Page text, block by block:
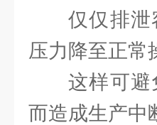
仅仅排
压力降至正常
这样可
而造成生产中